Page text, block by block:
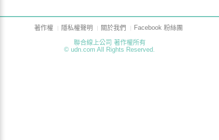
著作權 隱私權聲明 關於我們
Facebook 粉絲團
聯合線上公司 著作權所有
© udn.com All Rights Reserved.